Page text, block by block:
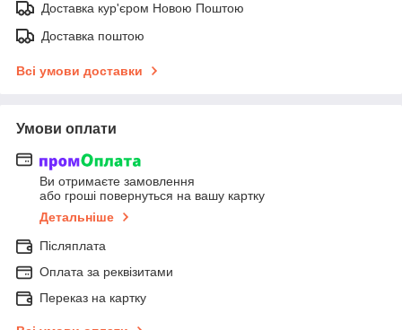
Доставка кур'єром Новою Поштою
Доставка поштою
Всі умови доставки
Умови оплати
Ви отримаєте замовлення
або гроші повернуться на вашу картку
Детальніше
Післяплата
Оплата за реквізитами
Переказ на картку